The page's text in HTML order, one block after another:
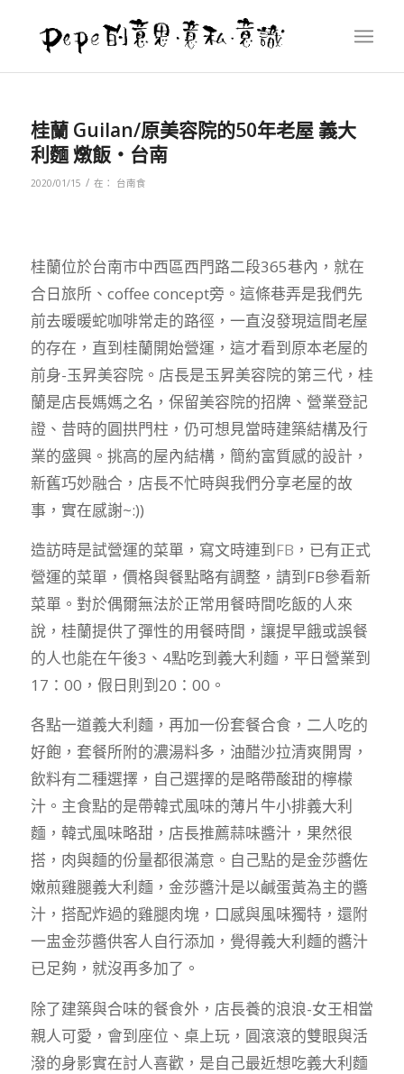
桂蘭 Guilan/原美容院的50年老屋 義大
利麵 燉飯‧台南
2020/01/15 / 在： 台南食
桂蘭位於台南市中西區西門路二段365巷內，就在
合日旅所、coffee concept旁。這條巷弄是我們先
前去暖暖蛇咖啡常走的路徑，一直沒發現這間老屋
的存在，直到桂蘭開始營運，這才看到原本老屋的
前身-玉昇美容院。店長是玉昇美容院的第三代，桂
蘭是店長媽媽之名，保留美容院的招牌、營業登記
證、昔時的圓拱門柱，仍可想見當時建築結構及行
業的盛興。挑高的屋內結構，簡約富質感的設計，
新舊巧妙融合，店長不忙時與我們分享老屋的故
事，實在感謝~:))
造訪時是試營運的菜單，寫文時連到FB ，已有正式
營運的菜單，價格與餐點略有調整，請到FB參看新
菜單。對於偶爾無法於正常用餐時間吃飯的人來
說，桂蘭提供了彈性的用餐時間，讓提早餓或誤餐
的人也能在午後3、4點吃到義大利麵，平日營業到
17：00，假日則到20：00。
各點一道義大利麵，再加一份套餐合食，二人吃的
好飽，套餐所附的濃湯料多，油醋沙拉清爽開胃，
飲料有二種選擇，自己選擇的是略帶酸甜的檸檬
汁。主食點的是帶韓式風味的薄片牛小排義大利
麵，韓式風味略甜，店長推薦蒜味醬汁，果然很
搭，肉與麵的份量都很滿意。自己點的是金莎醬佐
嫩煎雞腿義大利麵，金莎醬汁是以鹹蛋黃為主的醬
汁，搭配炸過的雞腿肉塊，口感與風味獨特，還附
一盅金莎醬供客人自行添加，覺得義大利麵的醬汁
已足夠，就沒再多加了。
除了建築與合味的餐食外，店長養的浪浪-女王相當
親人可愛，會到座位、桌上玩，圓滾滾的雙眼與活
潑的身影實在討人喜歡，是自己最近想吃義大利麵